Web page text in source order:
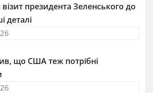
президента Зеленського до
деталі
що США теж потрібні